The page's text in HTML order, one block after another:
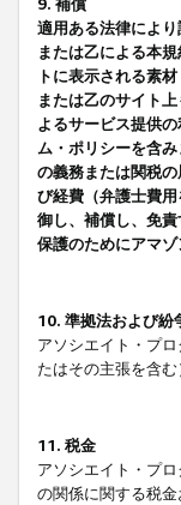
9. 補償
適用ある法律によ
または乙による本
トに表示される素
または乙のサイト
よるサービス提供
ム・ポリシーを含
の義務または関税
び経費（弁護士費
御し、補償し、免
保護のためにアマ
10. 準拠法および紛
アソシエイト・プ
たはその主張を含む
11. 税金
アソシエイト・プ
の関係に関する税金